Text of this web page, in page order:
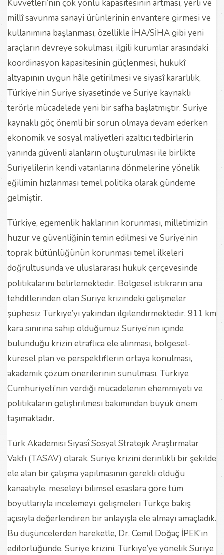
Kuvvetleri’nin çok yönlü kapasitesinin artması, yerli ve
millî savunma sanayi ürünlerinin envantere girmesi ve
kullanımına başlanması, özellikle İHA/SİHA gibi yeni
araçların devreye sokulması, ilgili kurumlar arasındaki
koordinasyon kapasitesinin güçlenmesi, hukukî
altyapının uygun hâle getirilmesi ve siyasî kararlılık,
Türkiye’nin Suriye siyasetinde ve Suriye kaynaklı
terörle mücadelede yeni bir safha başlatmıştır. Suriye
kaynaklı göç önemli bir sorun olmaya devam ederken
ekonomik ve sosyal maliyetleri azaltıcı tedbirlerin
yanında güvenli alanların oluşturulması ile birlikte
Suriyelilerin kendi vatanlarına dönmelerine yönelik
eğilimin hızlanması temel politika olarak gündeme
gelmiştir.
Türkiye, egemenlik haklarının korunması, milletimizin
huzur ve güvenliğinin temin edilmesi ve Suriye’nin
toprak bütünlüğünün korunması temel ilkeleri
doğrultusunda ve uluslararası hukuk çerçevesinde
politikalarını belirlemektedir. Bölgesel istikrarın ana
tehditlerinden olan Suriye krizindeki gelişmeler
şüphesiz Türkiye’yi yakından ilgilendirmektedir. 911 km
kara sınırına sahip olduğumuz Suriye’nin içinde
bulunduğu krizin etraflıca ele alınması, bölgesel-
küresel plan ve perspektiflerin ortaya konulması,
akademik çözüm önerilerinin sunulması, Türkiye
Cumhuriyeti’nin verdiği mücadelenin ehemmiyeti ve
politikaların geliştirilmesi bakımından büyük önem
taşımaktadır.
Türk Akademisi Siyasî Sosyal Stratejik Araştırmalar
Vakfı (TASAV) olarak, Suriye krizini derinlikli bir şekilde
ele alan bir çalışma yapılmasının gerekli olduğu
kanaatiyle, meseleyi bilimsel esaslara göre tüm
boyutlarıyla incelemeyi, gelişmeleri Türkçe bakış
açısıyla değerlendiren bir anlayışla ele almayı amaçladık.
Bu düşüncelerden hareketle, Dr. Cemil Doğaç İPEK’in
editörlüğünde, Suriye krizini, Türkiye’ye yönelik Suriye